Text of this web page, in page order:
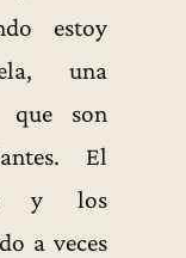
estoy
una
que son
El
y los
a veces